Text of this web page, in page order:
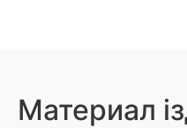
Материал